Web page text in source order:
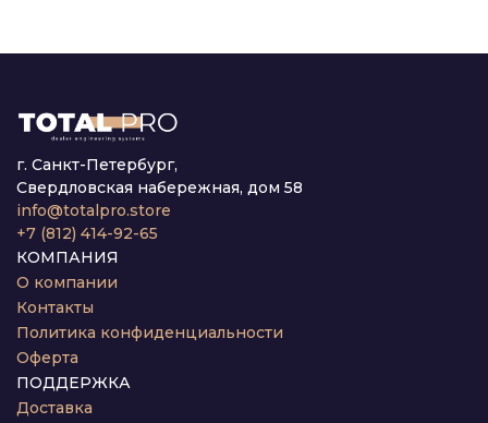
г. Санкт-Петербург,
Свердловская набережная, дом 58
info@totalpro.store
+7 (812) 414-92-65
КОМПАНИЯ
О компании
Контакты
Политика конфиденциальности
Оферта
ПОДДЕРЖКА
Доставка